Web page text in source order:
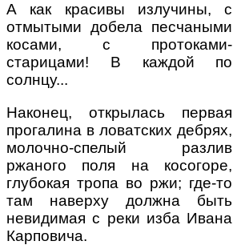
А как красивы излучины, с
отмытыми добела песчаными
косами, с протоками-
старицами! В каждой по
солнцу...
Наконец, открылась первая
прогалина в ловатских дебрях,
молочно-спелый разлив
ржаного поля на косогоре,
глубокая тропа во ржи; где-то
там наверху должна быть
невидимая с реки изба Ивана
Карповича.